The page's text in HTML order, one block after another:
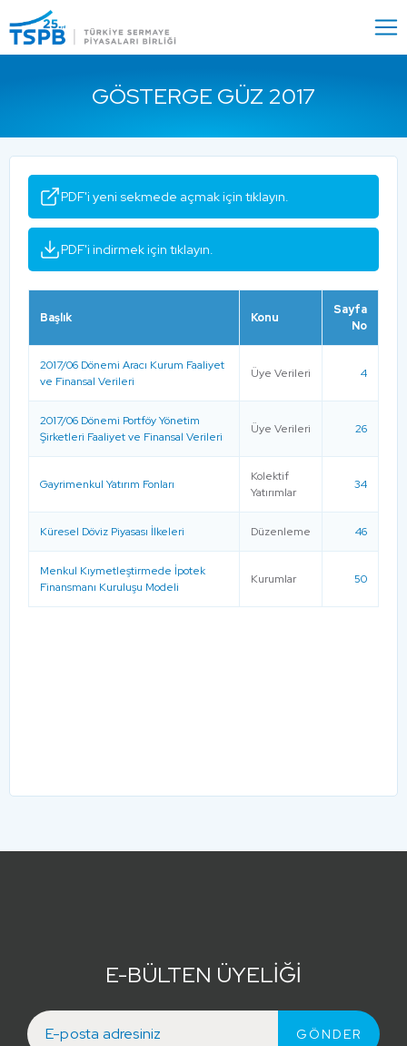
Close
GÖSTERGE GÜZ 2017
PDF'i yeni sekmede açmak için tıklayın.
PDF'i indirmek için tıklayın.
Başlık Konu
Sayfa
No
2017/06 Dönemi Aracı Kurum Faaliyet
ve Finansal Verileri
Üye Verileri 4
2017/06 Dönemi Portföy Yönetim
Şirketleri Faaliyet ve Finansal Verileri
Üye Verileri 26
Gayrimenkul Yatırım Fonları
Kolektif
Yatırımlar
34
Küresel Döviz Piyasası İlkeleri Düzenleme 46
Menkul Kıymetleştirmede İpotek
Finansmanı Kuruluşu Modeli
Kurumlar 50
E-BÜLTEN ÜYELİĞİ